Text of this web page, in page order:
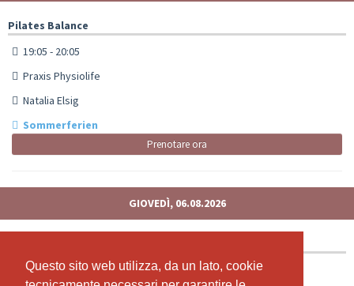
Questo sito web utilizza, da un lato, cookie
Questo sito web utilizza, da un lato, cookie
Pilates Balance
19:05 - 20:05
Praxis Physiolife
Natalia Elsig
Sommerferien
Prenotare ora
GIOVEDÌ, 06.08.2026
19:00 - 20:00